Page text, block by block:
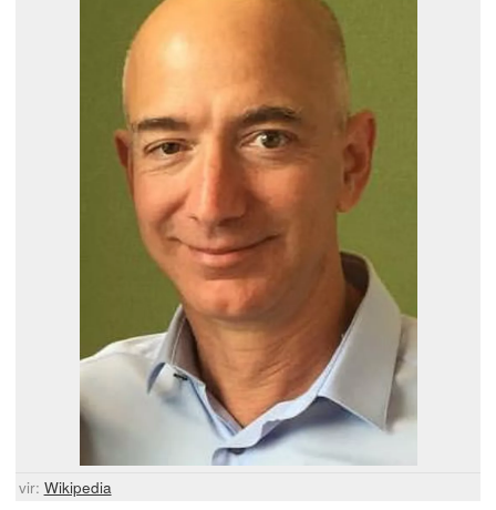
vir: Wikipedia